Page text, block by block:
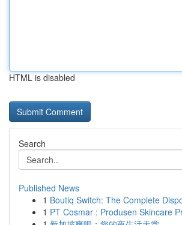
HTML is disabled
Search
Published News
1 Boutiq Switch: The Complete
1 PT Cosmar : Produsen Skincare